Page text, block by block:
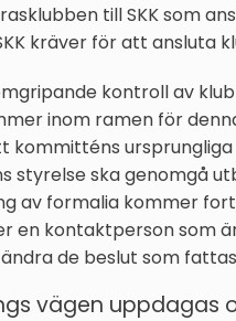
till SKK som
kräver för att ansluta
kontroll av
inom ramen för
kommitténs ursprungliga
styrelse ska genomgå
av formalia kommer
en kontaktperson som
de beslut som
vägen uppdagas